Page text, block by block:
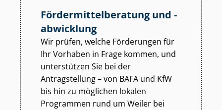
För­der­mit­tel­be­ra­tung und -
abwicklung
Wir prüfen, welche Förderungen für
Ihr Vorhaben in Frage kommen, und
unterstützen Sie bei der
Antragstellung – von BAFA und KfW
bis hin zu möglichen lokalen
Programmen rund um Weiler bei